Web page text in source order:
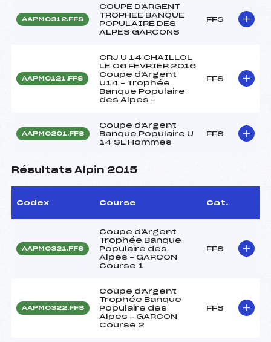
AAPM0312.FFS
COUPE D'ARGENT
TROPHEE BANQUE
POPULAIRE DES
ALPES GARCONS
FFS
AAPM0121.FFS
CRJ U 14 CHAILLOL
LE 06 FEVRIER 2016
Coupe d'Argent
U14 – Trophée
Banque Populaire
des Alpes –
FFS
AAPM0201.FFS
Coupe d'Argent
Banque Populaire U
14 SL Hommes
FFS
Résultats Alpin 2015
Codex Course Cat.
AAPM0321.FFS
Coupe d'Argent
Trophée Banque
Populaire des
Alpes – GARCON
Course 1
FFS
AAPM0322.FFS
Coupe d'Argent
Trophée Banque
Populaire des
Alpes – GARCON
Course 2
FFS